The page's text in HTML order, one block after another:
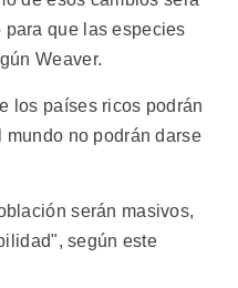
que las especies
Weaver.
los países ricos podrán
mundo no podrán darse
serán masivos,
según este